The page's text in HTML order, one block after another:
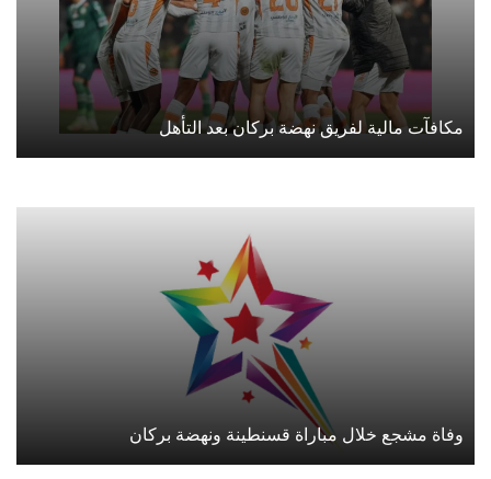
مكافآت مالية لفريق نهضة بركان بعد التأهل
وفاة مشجع خلال مباراة قسنطينة ونهضة بركان